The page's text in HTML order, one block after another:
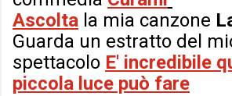
Ascolta la mia canzone
Guarda un estratto del
spettacolo E' incredibile
piccola luce può fare